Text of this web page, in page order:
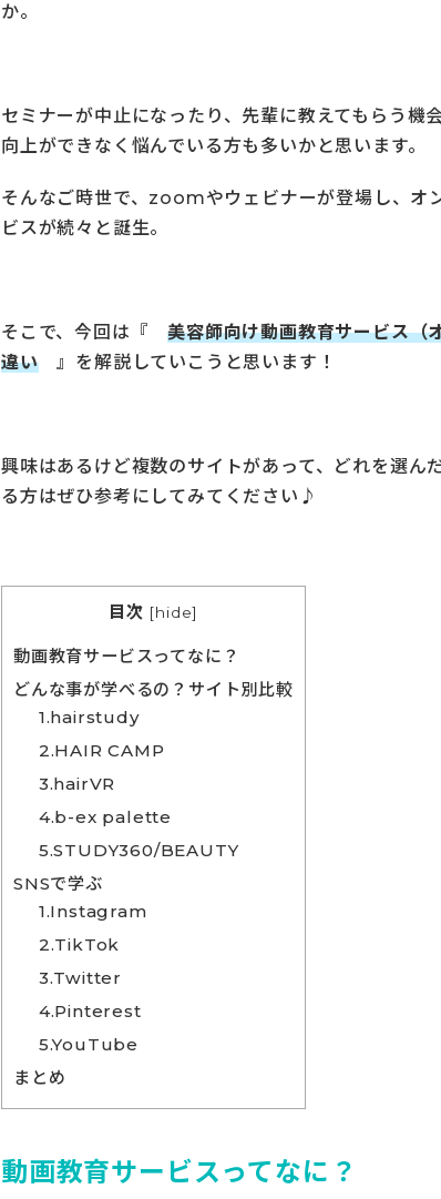
か。
セミナーが中止になったり、先輩に教えてもらう機
向上ができなく悩んでいる方も多いかと思います。
そんなご時世で、zoomやウェビナーが登場し、オ
ビスが続々と誕生。
そこで、今回は『美容師向け動画教育サービス（
違い』を解説していこうと思います！
興味はあるけど複数のサイトがあって、どれを選ん
る方はぜひ参考にしてみてください♪
目次 [hide]
動画教育サービスってなに？
どんな事が学べるの？サイト別比較
1.hairstudy
2.HAIR CAMP
3.hairVR
4.b-ex palette
5.STUDY360/BEAUTY
SNSで学ぶ
1.Instagram
2.TikTok
3.Twitter
4.Pinterest
5.YouTube
まとめ
動画教育サービスってなに？